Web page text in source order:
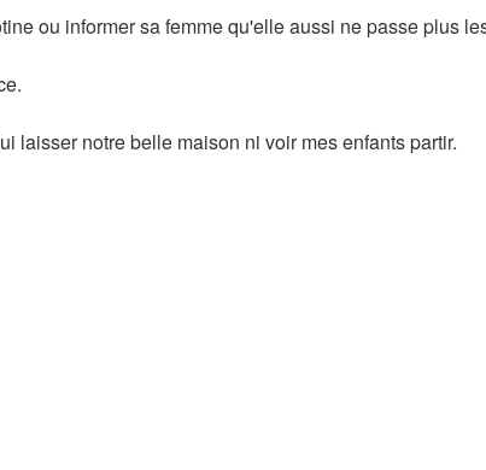
ou informer sa femme qu'elle aussi ne passe plus
laisser notre belle maison ni voir mes enfants partir.